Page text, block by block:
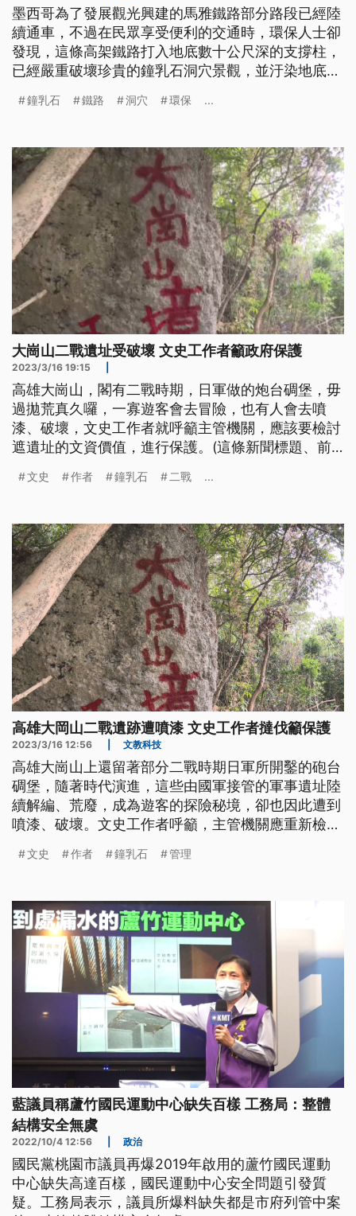
墨西哥為了發展觀光興建的馬雅鐵路部分路段已經陸
續通車，不過在民眾享受便利的交通時，環保人士卻
發現，這條高架鐵路打入地底數十公尺深的支撐柱，
已經嚴重破壞珍貴的鐘乳石洞穴景觀，並汙染地底的
鐘乳石 鐵路 洞穴 環保 ...
大崗山二戰遺址受破壞 文史工作者籲政府保護
2023/3/16 19:15
高雄大崗山，閣有二戰時期，日軍做的炮台碉堡，毋
過拋荒真久囉，一寡遊客會去冒險，也有人會去噴
漆、破壞，文史工作者就呼籲主管機關，應該要檢討
遮遺址的文資價值，進行保護。(這條新聞標題、前
文史 作者 鐘乳石 二戰 ...
高雄大岡山二戰遺跡遭噴漆 文史工作者撻伐籲保護
2023/3/16 12:56 文教科技
高雄大崗山上還留著部分二戰時期日軍所開鑿的砲台
碉堡，隨著時代演進，這些由國軍接管的軍事遺址陸
續解編、荒廢，成為遊客的探險秘境，卻也因此遭到
噴漆、破壞。文史工作者呼籲，主管機關應重新檢視
文史 作者 鐘乳石 管理
藍議員稱蘆竹國民運動中心缺失百樣 工務局：整體
結構安全無虞
2022/10/4 12:56 政治
國民黨桃園市議員再爆2019年啟用的蘆竹國民運動
中心缺失高達百樣，國民運動中心安全問題引發質
疑。工務局表示，議員所爆料缺失都是市府列管中案